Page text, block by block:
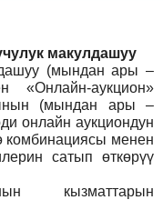
макулдашуу
(мындан ары –
«Онлайн-аукцион»
(мындан ары –
онлайн аукциондун
комбинациясы менен
сатып өткөрүү
кызматтарын